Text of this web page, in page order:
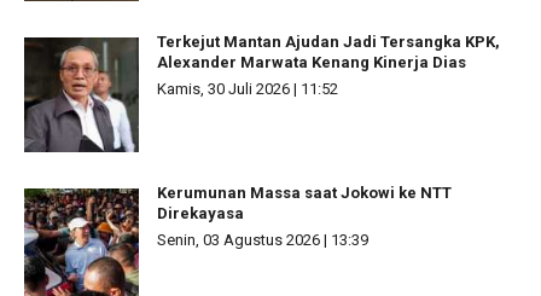
Terkejut Mantan Ajudan Jadi Tersangka KPK,
Alexander Marwata Kenang Kinerja Dias
Kamis, 30 Juli 2026 | 11:52
Kerumunan Massa saat Jokowi ke NTT
Direkayasa
Senin, 03 Agustus 2026 | 13:39